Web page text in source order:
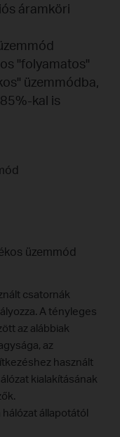
áramköri
"folyamatos"
üzemmódba,
kal is
üzemmód
csatornák
A tényleges
az alábbiak
az
használt
kialakításának
állapotától